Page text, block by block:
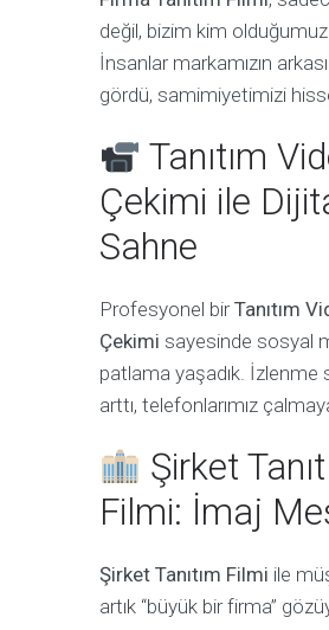
değil, bizim kim
İnsanlar markamızın
gördü, samimiyetimizi
Tanıtım
Çekimi ile
Sahne
Profesyonel birTanıtım
Çekimi sayesinde sosyal
patlama yaşadık. İzlenme
arttı, telefonlarımız
Şirket
Filmi: İmaj
Şirket Tanıtım Filmi ile
artık “büyük bir firma”